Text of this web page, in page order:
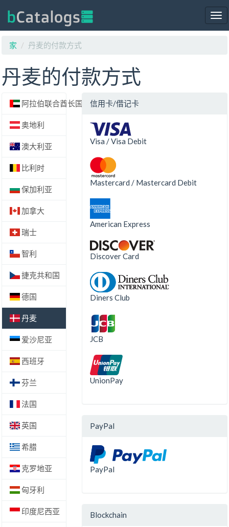
家
丹麦的付款方式
丹麦的付款方式
阿拉伯联合酋长国
奥地利
澳大利亚
比利时
保加利亚
加拿大
瑞士
智利
捷克共和国
德国
丹麦
爱沙尼亚
西班牙
芬兰
法国
英国
希腊
克罗地亚
匈牙利
印度尼西亚
信用卡/借记卡
Visa / Visa Debit
Mastercard / Mastercard Debit
American Express
Discover Card
Diners Club
JCB
UnionPay
PayPal
PayPal
Blockchain